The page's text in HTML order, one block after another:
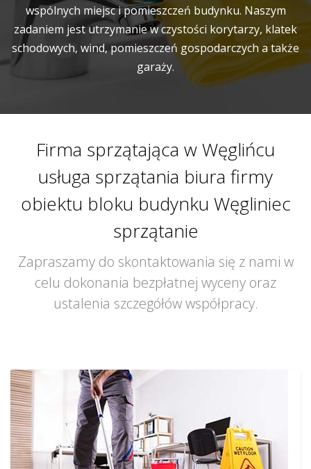
wspólnych miejsc i pomieszczeń budynku. Naszym
zadaniem jest utrzymanie w czystości korytarzy, klatek
schodowych, wind, pomieszczeń gospodarczych a także
garaży.
Firma sprzątająca w Węglińcu
usługa sprzątania biura firmy
obiektu bloku budynku Węgliniec
sprzątanie
Zapraszamy do skontaktowania się z nami w
celu dokonania bezpłatnej wyceny oraz
ustalenia szczegółów współpracy.